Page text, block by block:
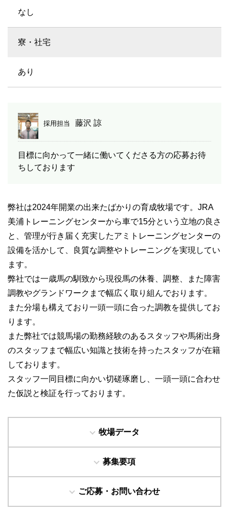
なし
寮・社宅
あり
採用担当 藤沢 諒
目標に向かって一緒に働いてくださる方の応募お待
ちしております
弊社は2024年開業の出来たばかりの育成牧場です。JRA
美浦トレーニングセンターから車で15分という立地の良さ
と、管理が行き届く充実したアミトレーニングセンターの
設備を活かして、良質な調整やトレーニングを実現してい
ます。
弊社では一歳馬の馴致から現役馬の休養、調整、また障害
調教やグランドワークまで幅広く取り組んでおります。
また分場も構えており一頭一頭に合った調教を提供してお
ります。
また弊社では競馬場の勤務経験のあるスタッフや馬術出身
のスタッフまで幅広い知識と技術を持ったスタッフが在籍
しております。
スタッフ一同目標に向かい切磋琢磨し、一頭一頭に合わせ
た仮説と検証を行っております。
牧場データ
募集要項
ご応募・お問い合わせ